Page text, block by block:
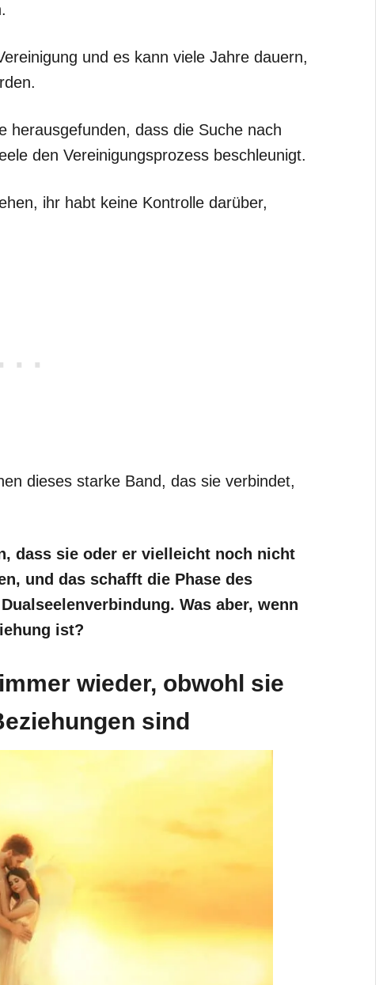
und es kann viele Jahre dauern,
herausgefunden, dass die Suche nach
den Vereinigungsprozess beschleunigt.
ihr habt keine Kontrolle darüber,
dieses starke Band, das sie verbindet,
dass sie oder er vielleicht noch nicht
und das schafft die Phase des
Was aber, wenn
ist?
wieder, obwohl sie
sind